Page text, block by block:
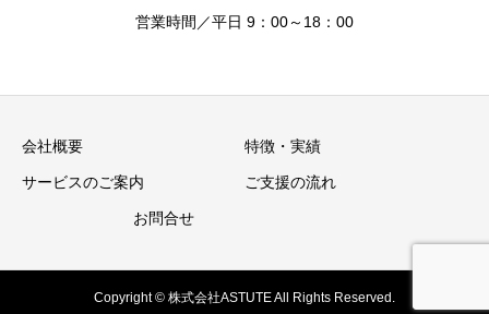
営業時間／平日 9：00～18：00
会社概要 特徴・実績
サービスのご案内 ご支援の流れ
お問合せ
Copyright © 株式会社ASTUTE All Rights Reserved.